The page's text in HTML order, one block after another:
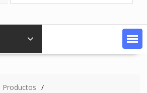
Productos